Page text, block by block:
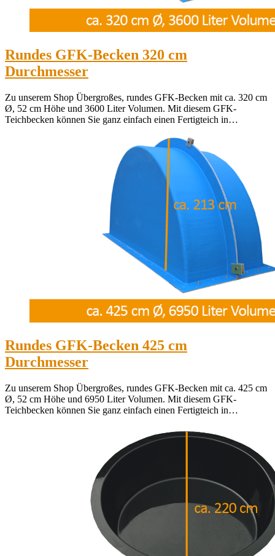
Rundes GFK-Becken 320 cm
Durchmesser
Zu unserem Shop Übergroßes, rundes GFK-Becken mit ca. 320 cm
Ø, 52 cm Höhe und 3600 Liter Volumen. Mit diesem GFK-
Teichbecken können Sie ganz einfach einen Fertigteich in…
Rundes GFK-Becken 425 cm
Durchmesser
Zu unserem Shop Übergroßes, rundes GFK-Becken mit ca. 425 cm
Ø, 52 cm Höhe und 6950 Liter Volumen. Mit diesem GFK-
Teichbecken können Sie ganz einfach einen Fertigteich in…